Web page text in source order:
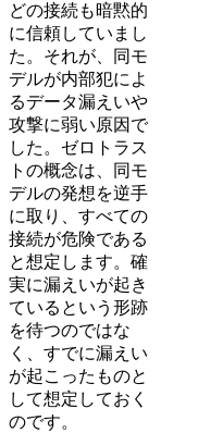
どの接続も暗黙的
に信頼していまし
た。それが、同モ
デルが内部犯によ
るデータ漏えいや
攻撃に弱い原因で
した。ゼロトラス
トの概念は、同モ
デルの発想を逆手
に取り、すべての
接続が危険である
と想定します。確
実に漏えいが起き
ているという形跡
を待つのではな
く、すでに漏えい
が起こったものと
して想定しておく
のです。